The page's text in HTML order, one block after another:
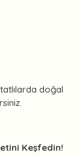
doğal
Keşfedin!